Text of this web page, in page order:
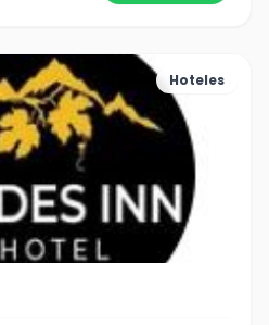
Hoteles